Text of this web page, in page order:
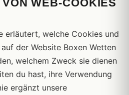
WEB-COOKIES
erläutert, welche Cookies und
der Website Boxen Wetten
welchem Zweck sie dienen
du hast, ihre Verwendung
ergänzt unsere